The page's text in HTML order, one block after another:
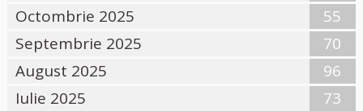
Octombrie 2025
55
Septembrie 2025
70
August 2025
96
Iulie 2025
73